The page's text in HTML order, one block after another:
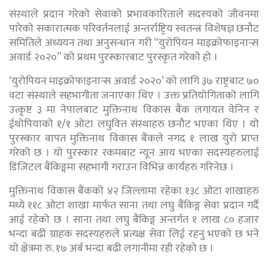
संस्थाले प्रदान गरेको सेवाको प्रभावकारिताले सदस्यको जीवनमा
पारेको सकारात्मक परिवर्तनलाई अन्तर्राष्ट्रिय स्वतन्त्र विशेषज्ञ छनौट
समितिले अध्ययन तथा अनुसन्धान गरी “युरोपियन माइक्रोफाइनान्स
अवार्ड २०२०” को प्रथम पुरस्कारबाट पुरस्कृत गरेको हो ।
‘युरोपियन माइक्रोफाइनान्स अवार्ड २०२०’ को लागि ३७ राष्ट्रबाट ७०
वटा संस्थाले सहभागीता जनाएका थिए । उक्त प्रतियोगिताको लागि
उत्कृष्ट ३ मा नेपालबाट मुक्तिनाथ विकास बैंक लगायत वेनिन र
ईथोपियाको १/१ ओटा लघुवित्त संस्थाहरु छनौट भएका थिए । यो
पुरस्कार वापत मुक्तिनाथ विकास बैंकले नगद १ लाख युरो प्राप्त
गरेको छ । यो पुरस्कार रकमबाट न्यून आय भएका सदस्यहरुलाई
डिजिटल बैंकिङ्गमा सहभागी गराउन विभिन्न कार्यहरु गरिनेछ ।
मुक्तिनाथ विकास बैंकको ४२ जिल्लामा रहेका १३८ ओटा शाखाहरु
मध्ये ११८ ओटा शाखा मार्फत साना तथा लघु बैंकिङ्ग सेवा प्रदान गर्दै
आई रहेको छ । साना तथा लघु बैंकिङ्ग अन्तर्गत १ लाख ८० हजार
भन्दा बढी ग्राहक सदस्यहरुले प्रत्यक्ष सेवा लिई रहनु भएको छ भने
यो क्षेत्रमा रु. १७ अर्ब भन्दा बढी लगानीमा रही रहेको छ ।